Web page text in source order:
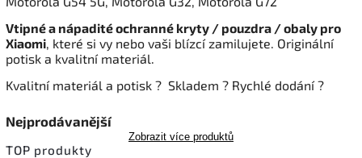
Vtipné a nápadité ochranné kryty / pouzdra / obaly pro
Xiaomi, které si vy nebo vaši blízcí zamilujete. Originální
potisk a kvalitní materiál.
Kvalitní materiál a potisk ? Skladem ? Rychlé dodání ?
Nejprodávanější
Zobrazit více produktů
TOP produkty